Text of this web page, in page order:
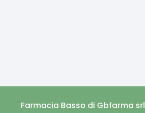
Farmacia Basso di Gbfarma srl